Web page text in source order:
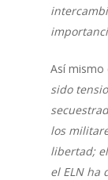
Así mismo
sido
los
libertad;
el ELN ha